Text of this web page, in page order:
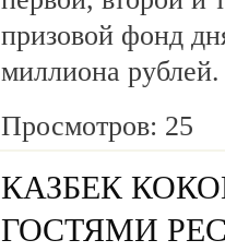
призовой фонд
миллиона рублей.
Просмотров: 25
КАЗБЕК
ГОСТЯМИ